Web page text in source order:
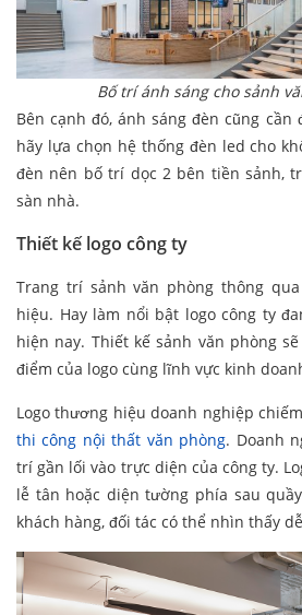
Bố trí ánh sáng cho sảnh
Bên cạnh đó, ánh sáng đèn cũng cần
hãy lựa chọn hệ thống đèn led cho
đèn nên bố trí dọc 2 bên tiền sảnh,
sàn nhà.
Thiết kế logo công ty
Trang trí sảnh văn phòng thông
hiệu. Hay làm nổi bật logo công ty
hiện nay. Thiết kế sảnh văn phòng
điểm của logo cùng lĩnh vực kinh
Logo thương hiệu doanh nghiệp
thi công nội thất văn phòng. Doanh
trí gần lối vào trực diện của công ty.
lễ tân hoặc diện tường phía sau
khách hàng, đối tác có thể nhìn thấy